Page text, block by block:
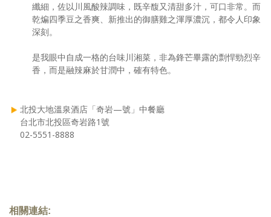
纖細，佐以川風酸辣調味，既辛馥又清甜多汁，可口非常。而
乾煸四季豆之香爽、新推出的御膳雞之渾厚濃沉，都令人印象
深刻。
是我眼中自成一格的台味川湘菜，非為鋒芒畢露的剽悍勁烈辛
香，而是融辣麻於甘潤中，確有特色。
北投大地溫泉酒店「奇岩—號」中餐廳
台北市北投區奇岩路1號
02-5551-8888
相關連結: